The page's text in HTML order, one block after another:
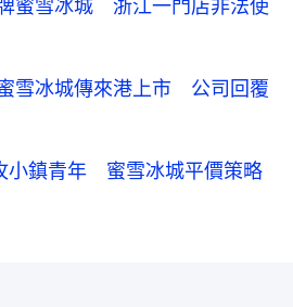
蜜雪冰城 浙江一門店非法使
雪冰城傳來港上市 公司回覆
小鎮青年 蜜雪冰城平價策略